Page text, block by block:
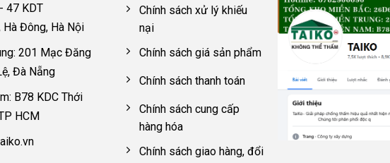
47 KDT
Đông, Hà Nội
201 Mạc Đăng
Đà Nẵng
B78 KDC Thới
HCM
Chính sách xử lý khiếu
nại
Chính sách giá sản phẩm
Chính sách thanh toán
Chính sách cung cấp
hàng hóa
Chính sách giao hàng, đổi